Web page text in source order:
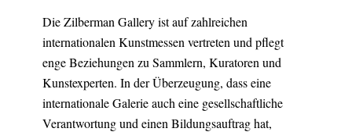
Die Zilberman Gallery ist auf zahlreichen
internationalen Kunstmessen vertreten und pflegt
enge Beziehungen zu Sammlern, Kuratoren und
Kunstexperten. In der Überzeugung, dass eine
internationale Galerie auch eine gesellschaftliche
Verantwortung und einen Bildungsauftrag hat,